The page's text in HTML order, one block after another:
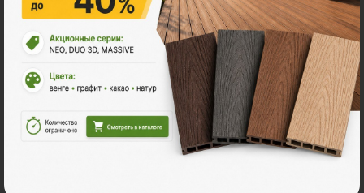
Много